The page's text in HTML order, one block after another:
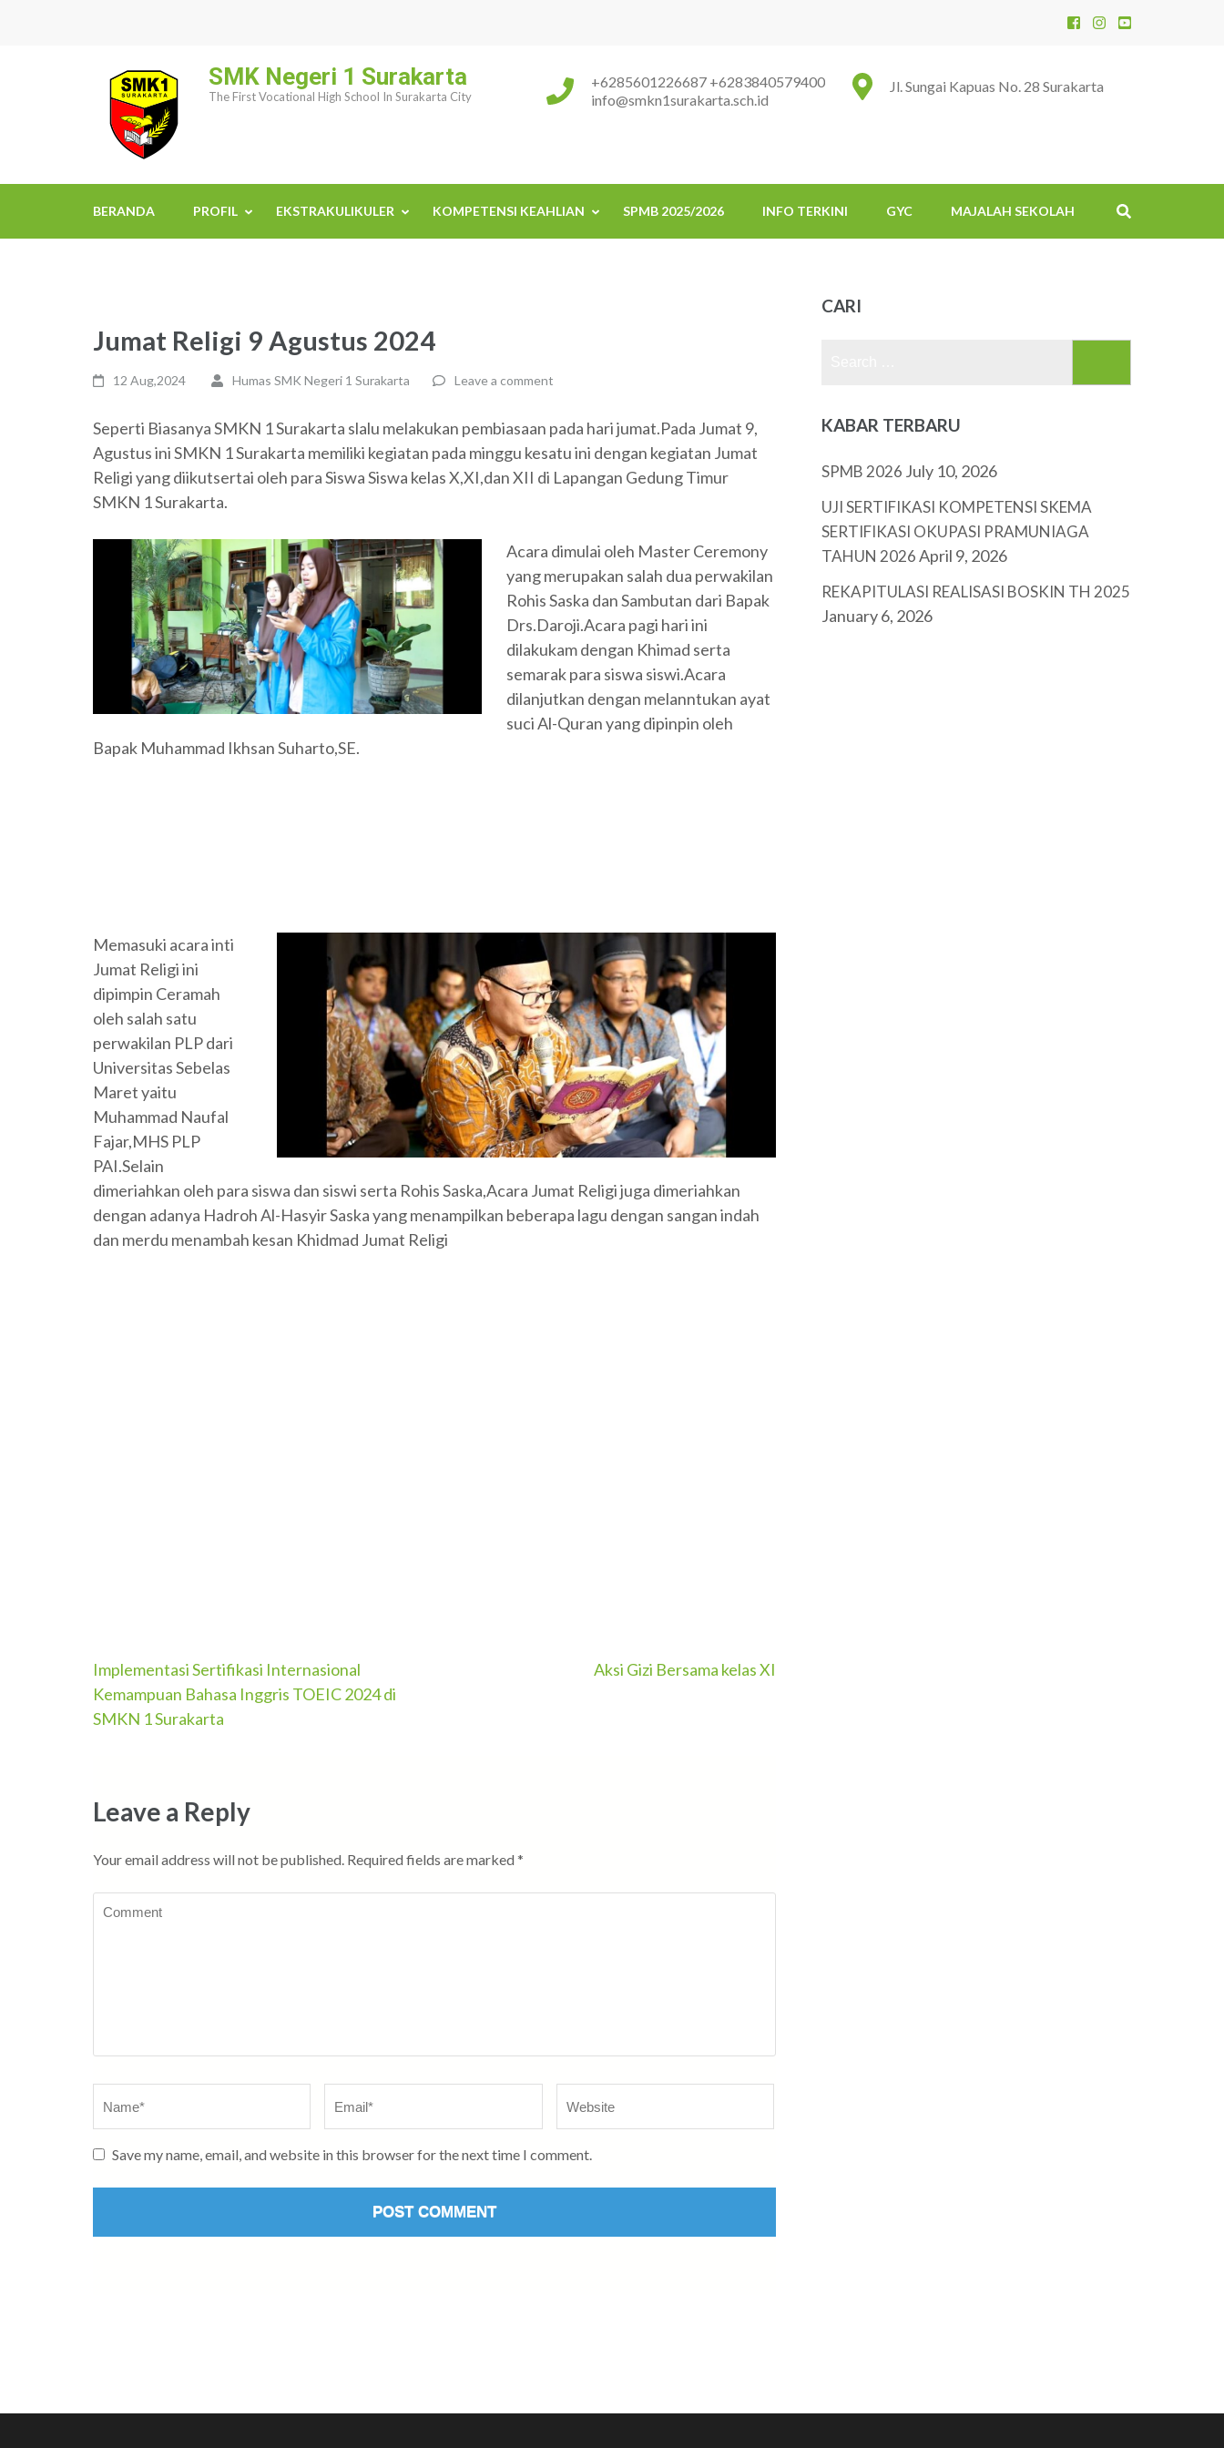
SMK Negeri 1 Surakarta
The First Vocational High School In Surakarta City
Jl. Sungai Kapuas No. 28 Surakarta
+6285601226687 +6283840579400
info@smkn1surakarta.sch.id
BERANDA PROFIL EKSTRAKULIKULER KOMPETENSI KEAHLIAN SPMB 2025/2026 INFO TERKINI GYC MAJALAH SEKOLAH
Jumat Religi 9 Agustus 2024
12 Aug,2024 Humas SMK Negeri 1 Surakarta Leave a comment
Seperti Biasanya SMKN 1 Surakarta slalu melakukan pembiasaan pada hari jumat.Pada Jumat 9,
Agustus ini SMKN 1 Surakarta memiliki kegiatan pada minggu kesatu ini dengan kegiatan Jumat
Religi yang diikutsertai oleh para Siswa Siswa kelas X,XI,dan XII di Lapangan Gedung Timur
SMKN 1 Surakarta.
Acara dimulai oleh Master Ceremony
yang merupakan salah dua perwakilan
Rohis Saska dan Sambutan dari Bapak
Drs.Daroji.Acara pagi hari ini
dilakukam dengan Khimad serta
semarak para siswa siswi.Acara
dilanjutkan dengan melanntukan ayat
suci Al-Quran yang dipinpin oleh
Bapak Muhammad Ikhsan Suharto,SE.
Memasuki acara inti
Jumat Religi ini
dipimpin Ceramah
oleh salah satu
perwakilan PLP dari
Universitas Sebelas
Maret yaitu
Muhammad Naufal
Fajar,MHS PLP
PAI.Selain
dimeriahkan oleh para siswa dan siswi serta Rohis Saska,Acara Jumat Religi juga dimeriahkan
dengan adanya Hadroh Al-Hasyir Saska yang menampilkan beberapa lagu dengan sangan indah
dan merdu menambah kesan Khidmad Jumat Religi
Post
navigation
Implementasi Sertifikasi Internasional
Kemampuan Bahasa Inggris TOEIC 2024 di
SMKN 1 Surakarta
Aksi Gizi Bersama kelas XI
Leave a Reply
Your email address will not be published. Required fields are marked *
Comment
Save my name, email, and website in this browser for the next time I comment.
CARI
KABAR TERBARU
SPMB 2026 July 10, 2026
UJI SERTIFIKASI KOMPETENSI SKEMA
SERTIFIKASI OKUPASI PRAMUNIAGA
TAHUN 2026April 9, 2026
REKAPITULASI REALISASI BOSKIN TH 2025
January 6, 2026